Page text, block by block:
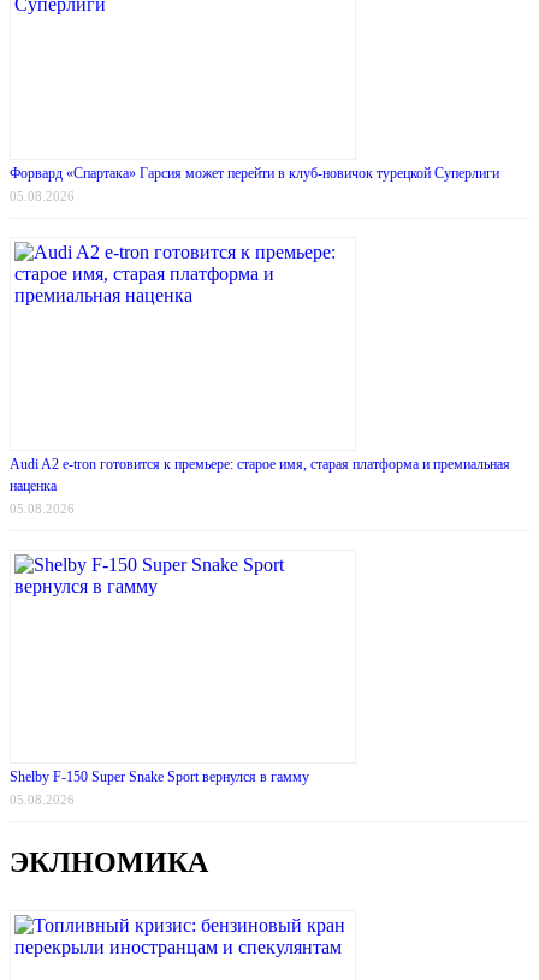
Форвард «Спартака» Гарсия может перейти в клуб-новичок турецкой Суперлиги
05.08.2026
Audi A2 e-tron готовится к премьере: старое имя, старая платформа и премиальная
наценка
05.08.2026
Shelby F-150 Super Snake Sport вернулся в гамму
05.08.2026
ЭКЛНОМИКА